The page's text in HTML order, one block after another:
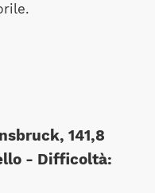
141,8
- Difficoltà: